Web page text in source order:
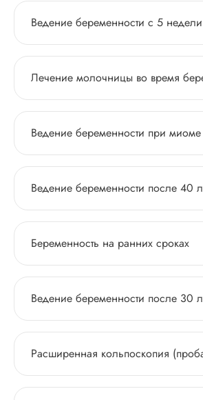
Ведение беременности с 5 недели
Лечение молочницы во время
Ведение беременности при миоме
Ведение беременности после 40
Беременность на ранних сроках
Ведение беременности после 30
Расширенная кольпоскопия